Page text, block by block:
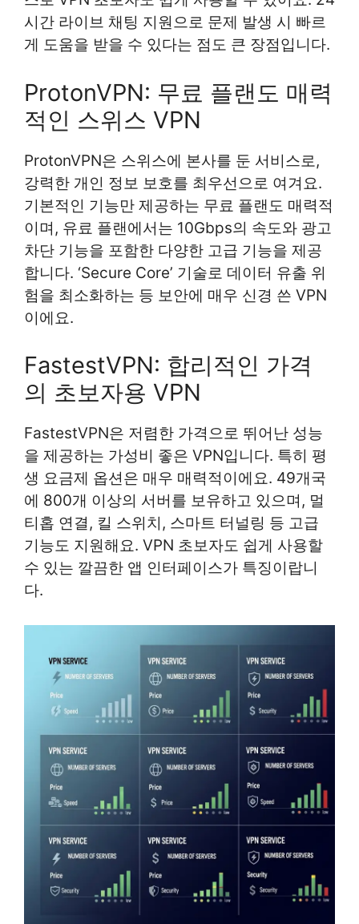
시간 라이브 채팅 지원으로 문제 발생 시 빠르
게 도움을 받을 수 있다는 점도 큰 장점입니다.
ProtonVPN: 무료 플랜도 매력
적인 스위스 VPN
ProtonVPN은 스위스에 본사를 둔 서비스로,
강력한 개인 정보 보호를 최우선으로 여겨요.
기본적인 기능만 제공하는 무료 플랜도 매력적
이며, 유료 플랜에서는 10Gbps의 속도와 광고
차단 기능을 포함한 다양한 고급 기능을 제공
합니다. ‘Secure Core’ 기술로 데이터 유출 위
험을 최소화하는 등 보안에 매우 신경 쓴 VPN
이에요.
FastestVPN: 합리적인 가격
의 초보자용 VPN
FastestVPN은 저렴한 가격으로 뛰어난 성능
을 제공하는 가성비 좋은 VPN입니다. 특히 평
생 요금제 옵션은 매우 매력적이에요. 49개국
에 800개 이상의 서버를 보유하고 있으며, 멀
티홉 연결, 킬 스위치, 스마트 터널링 등 고급
기능도 지원해요. VPN 초보자도 쉽게 사용할
수 있는 깔끔한 앱 인터페이스가 특징이랍니
다.